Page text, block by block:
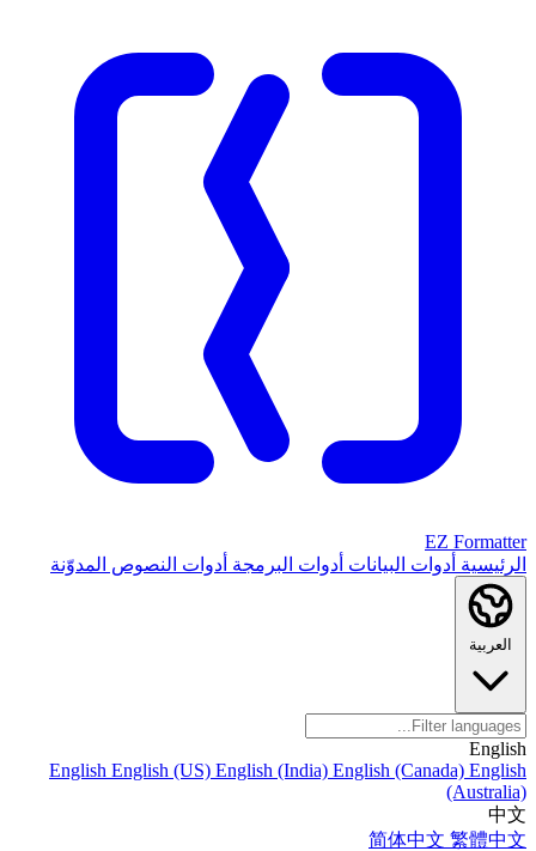
EZ Formatter
الرئيسية أدوات البيانات أدوات البرمجة أدوات النصوص المدوّنة
العربية
English
English English (US) English (India) English (Canada) English
(Australia)
中文
简体中文 繁體中文